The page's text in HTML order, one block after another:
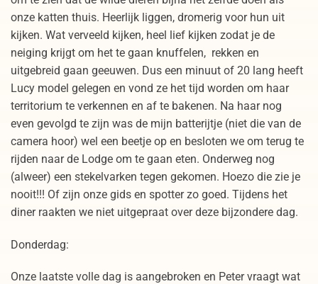
onze katten thuis. Heerlijk liggen, dromerig voor hun uit
kijken. Wat verveeld kijken, heel lief kijken zodat je de
neiging krijgt om het te gaan knuffelen, rekken en
uitgebreid gaan geeuwen. Dus een minuut of 20 lang heeft
Lucy model gelegen en vond ze het tijd worden om haar
territorium te verkennen en af te bakenen. Na haar nog
even gevolgd te zijn was de mijn batterijtje (niet die van de
camera hoor) wel een beetje op en besloten we om terug te
rijden naar de Lodge om te gaan eten. Onderweg nog
(alweer) een stekelvarken tegen gekomen. Hoezo die zie je
nooit!!! Of zijn onze gids en spotter zo goed. Tijdens het
diner raakten we niet uitgepraat over deze bijzondere dag.
Donderdag:
Onze laatste volle dag is aangebroken en Peter vraagt wat